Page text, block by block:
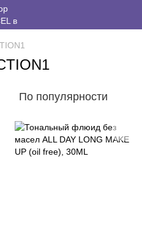
По популярности